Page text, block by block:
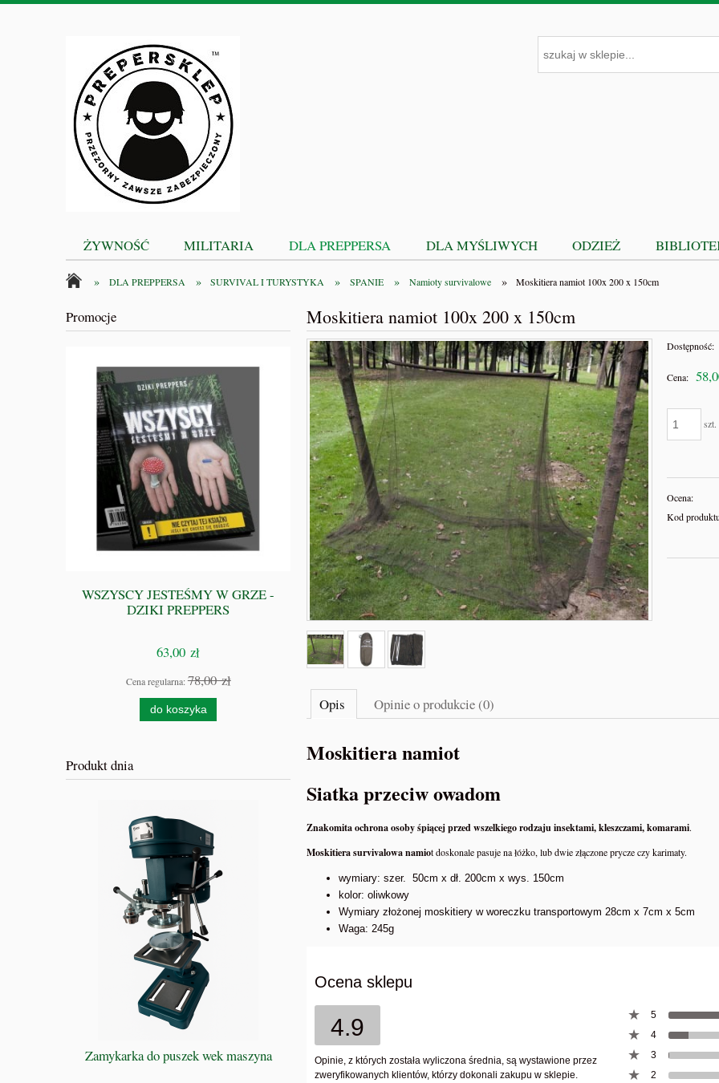
ŻYWNOŚĆ MILITARIA DLA PREPPERSA DLA MYŚLIWYCH ODZIEŻ
» DLA PREPPERSA » SURVIVAL I TURYSTYKA » SPANIE » Namioty survivalowe » Moskitiera namiot 100x 200 x 150cm
Promocje
WSZYSCY JESTEŚMY W GRZE -
DZIKI PREPPERS
63,00 zł
Cena regularna:78,00 zł
do koszyka
Produkt dnia
Zamykarka do puszek wek maszyna
BIBLIA PREPPERSA – Kompletny
Przewodnik Przetrwania Dziki Preppers
NRG-5 Racje żywnościowe
Moskitiera namiot 100x 200 x 150cm
Dostępność:
Cena:
szt.
Ocena:
Kod
Opis Opinie o produkcie (0)
Moskitiera namiot
Siatka przeciw owadom
Znakomita ochrona osoby śpiącej przed wszelkiego rodzaju insektami, kleszczami, komarami.
Moskitiera survivalowa namiot doskonale pasuje na łóżko, lub dwie złączone prycze czy karimaty.
wymiary: szer. 50cm x dł. 200cm x wys. 150cm
kolor: oliwkowy
Wymiary złożonej moskitiery w woreczku transportowym 28cm x 7cm x 5cm
Waga: 245g
Ocena sklepu
4.9
Opinie, z których została wyliczona średnia, są wystawione przez
zweryfikowanych klientów, którzy dokonali zakupu w sklepie.
5
4
3
2